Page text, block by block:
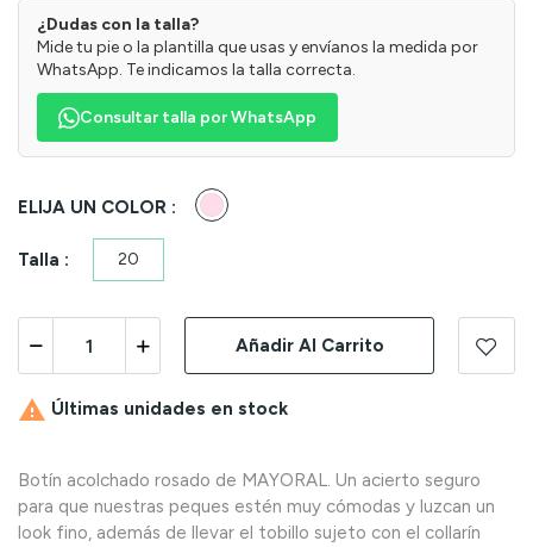
¿Dudas con la talla?
Mide tu pie o la plantilla que usas y envíanos la medida por
WhatsApp. Te indicamos la talla correcta.
Consultar talla por WhatsApp
ELIJA UN COLOR : Rosado
Talla : 20
Añadir Al Carrito
 Últimas unidades en stock
Botín acolchado rosado de MAYORAL. Un acierto seguro
para que nuestras peques estén muy cómodas y luzcan un
look fino, además de llevar el tobillo sujeto con el collarín